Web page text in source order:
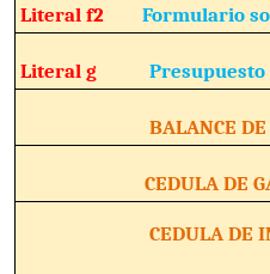
Literal f2Formulario
Literal g
BALANCE DE
CEDULA DE
CEDULA DE